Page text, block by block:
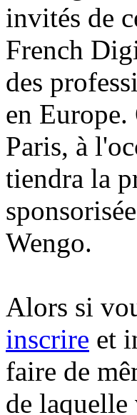
invités de
French
des
en Europe.
Paris, à
tiendra la
Wengo.
Alors si
inscrire et
faire de
de laquelle